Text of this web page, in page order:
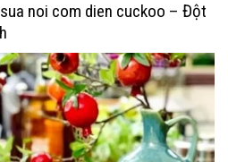
noi com dien cuckoo – Đột